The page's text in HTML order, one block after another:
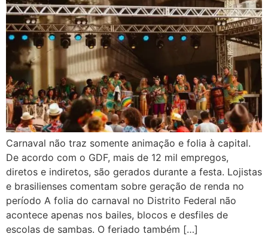
Carnaval não traz somente animação e folia à capital.
De acordo com o GDF, mais de 12 mil empregos,
diretos e indiretos, são gerados durante a festa. Lojistas
e brasilienses comentam sobre geração de renda no
período A folia do carnaval no Distrito Federal não
acontece apenas nos bailes, blocos e desfiles de
escolas de sambas. O feriado também […]